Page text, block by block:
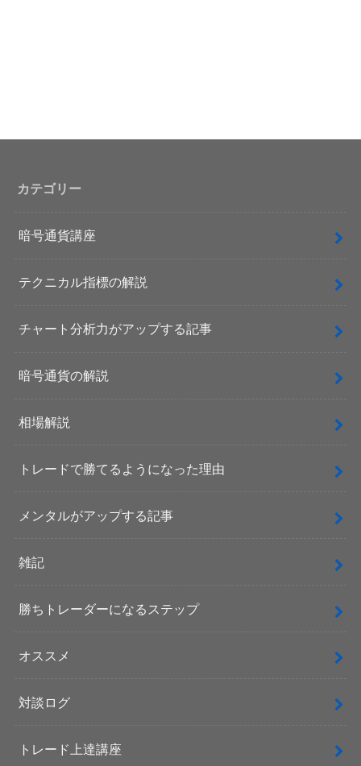
カテゴリー
暗号通貨講座
テクニカル指標の解説
チャート分析力がアップする記事
暗号通貨の解説
相場解説
トレードで勝てるようになった理由
メンタルがアップする記事
雑記
勝ちトレーダーになるステップ
オススメ
対談ログ
トレード上達講座